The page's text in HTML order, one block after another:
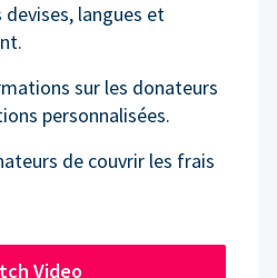
devises, langues et
sur les donateurs
personnalisées.
de couvrir les frais
Video